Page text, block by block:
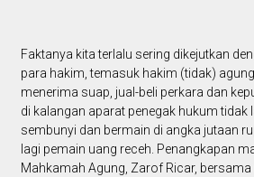
Faktanya kita terlalu sering dikejutkan
para hakim, temasuk hakim (tidak)
menerima suap, jual-beli perkara dan
di kalangan aparat penegak hukum tidak
sembunyi dan bermain di angka jutaan
lagi pemain uang receh. Penangkapan
Mahkamah Agung, Zarof Ricar,